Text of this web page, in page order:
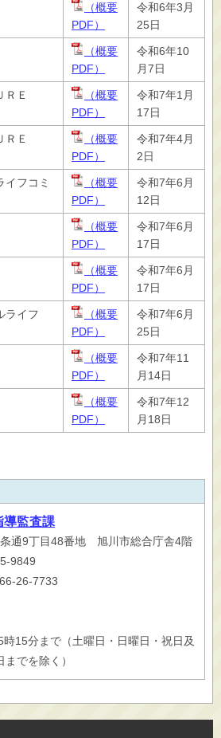
（概要
PDF）
令和6年3月
25日
（概要
PDF）
令和6年10
月7日
ＲＥ
（概要
PDF）
令和7年1月
17日
ＲＥ
（概要
PDF）
令和7年4月
2日
イフコミ
（概要
PDF）
令和7年6月
12日
（概要
PDF）
令和7年6月
17日
（概要
PDF）
令和7年6月
17日
ライフ
（概要
PDF）
令和7年6月
25日
（概要
PDF）
令和7年11
月14日
（概要
PDF）
令和7年12
月18日
導監査課
通9丁目48番地 旭川市総合庁舎4階
9849
26-7733
15分まで（土曜日・日曜日・祝日及
でを除く）